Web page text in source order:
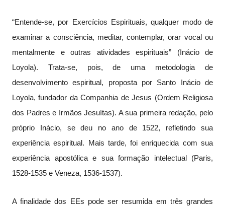
“Entende-se, por Exercícios Espirituais, qualquer modo de
examinar a consciência, meditar, contemplar, orar vocal ou
mentalmente e outras atividades espirituais” (Inácio de
Loyola). Trata-se, pois, de uma metodologia de
desenvolvimento espiritual, proposta por Santo Inácio de
Loyola, fundador da Companhia de Jesus (Ordem Religiosa
dos Padres e Irmãos Jesuítas). A sua primeira redação, pelo
próprio Inácio, se deu no ano de 1522, refletindo sua
experiência espiritual. Mais tarde, foi enriquecida com sua
experiência apostólica e sua formação intelectual (Paris,
1528-1535 e Veneza, 1536-1537).
A finalidade dos EEs pode ser resumida em três grandes